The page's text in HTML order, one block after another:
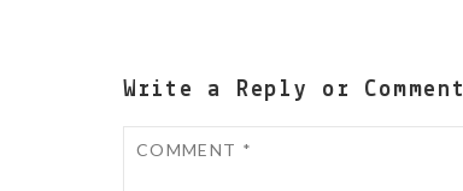
Write a Reply or Comment